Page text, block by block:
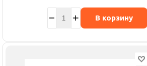
В корзину